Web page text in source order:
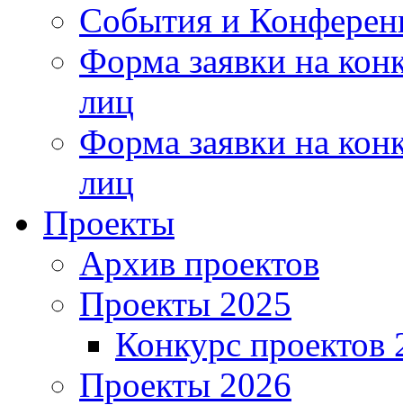
События и
Форма заявки на
лиц
Форма заявки на
лиц
Проекты
Архив проектов
Проекты 2025
Конкурс проектов
Проекты 2026